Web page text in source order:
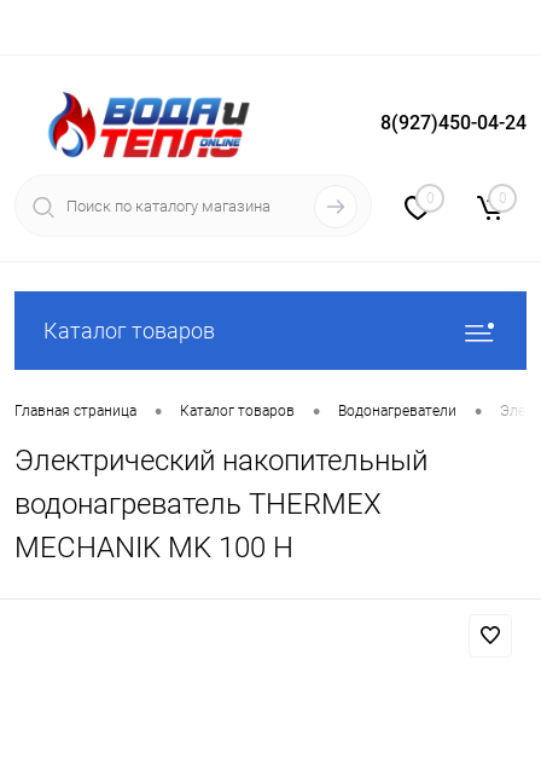
Вход Регистрация
8(927)450-04-24
0 0
Каталог товаров
Главная страница • Каталог товаров • Водонагреватели •
Электрический накопительный
водонагреватель THERMEX
MECHANIK MK 100 H